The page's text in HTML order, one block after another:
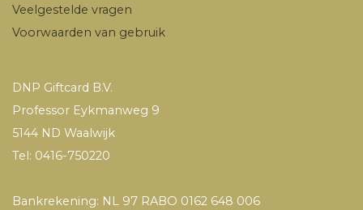
Veelgestelde vragen
Voorwaarden van gebruik
DNP Giftcard B.V.
Professor Eykmanweg 9
5144 ND Waalwijk
Tel: 0416-750220
Bankrekening: NL 97 RABO 0162 648 006